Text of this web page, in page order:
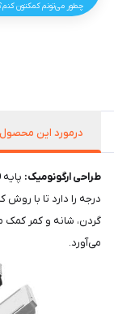
چطور می‌تونم کمکتون
درمورد این محصول
طراحی ارگونومیک:
درجه را دارد تا با
گردن، شانه و کمر کمک
می‌آورد.